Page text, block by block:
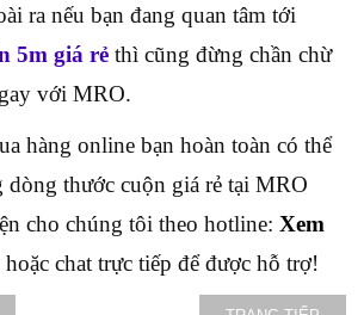
ra nếu bạn đang quan tâm tới
5m giá rẻ thì cũng đừng chần chừ
với MRO.
hàng online bạn hoàn toàn có thể
dòng thước cuộn giá rẻ tại MRO
cho chúng tôi theo hotline: Xem
hoặc chat trực tiếp để được hỗ trợ!